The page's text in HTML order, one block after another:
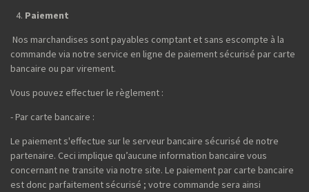
Paiement
Nos marchandises sont payables comptant et sans escompte à la
commande via notre service en ligne de paiement sécurisé par carte
bancaire ou par virement.
Vous pouvez effectuer le règlement :
- Par carte bancaire :
Le paiement s'effectue sur le serveur bancaire sécurisé de notre
partenaire. Ceci implique qu’aucune information bancaire vous
concernant ne transite via notre site. Le paiement par carte bancaire
est donc parfaitement sécurisé ; votre commande sera ainsi